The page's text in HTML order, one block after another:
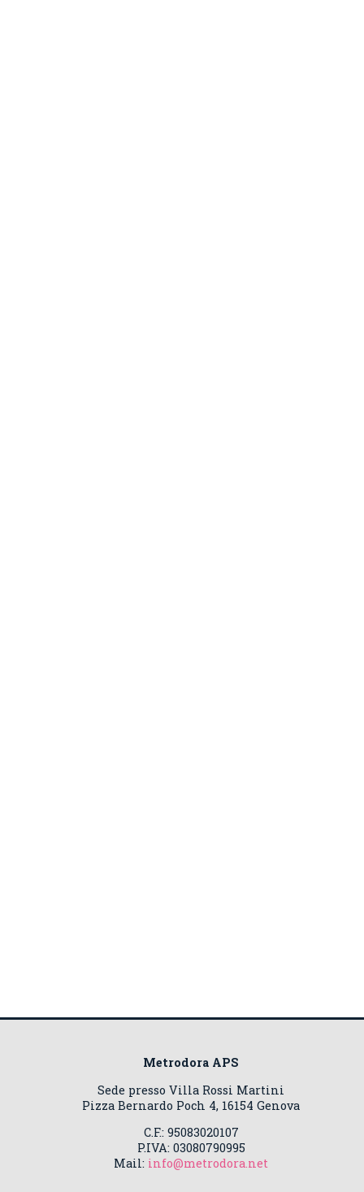
Metrodora APS
Sede presso Villa Rossi Martini
Pizza Bernardo Poch 4, 16154 Genova
C.F.: 95083020107
P.IVA: 03080790995
Mail: info@metrodora.net